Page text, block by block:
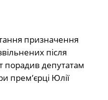
призначення
після
порадив депутатам
прем’єрці Юлії